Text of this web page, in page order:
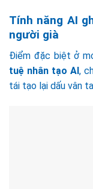
Tính năng AI
người già
Điểm đặc biệt ở
tuệ nhân tạo AI,
tái tạo lại dấu vân